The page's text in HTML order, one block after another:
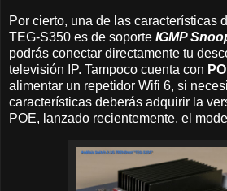
Por cierto, una de las características
TEG-S350 es de soporte IGMP
podrás conectar directamente tu
televisión IP. Tampoco cuenta con
alimentar un repetidor Wifi 6, si
características deberás adquirir la
POE, lanzado recientemente, el